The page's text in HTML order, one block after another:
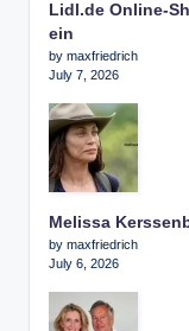
Lidl.de Online-
ein
by maxfriedrich
July 7, 2026
Melissa
by maxfriedrich
July 6, 2026